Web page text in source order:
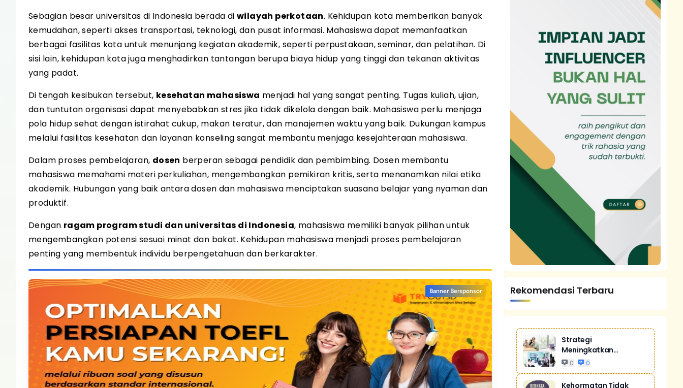
Sebagian besar universitas di Indonesia berada di wilayah perkotaan. Kehidupan kota memberikan banyak
kemudahan, seperti akses transportasi, teknologi, dan pusat informasi. Mahasiswa dapat memanfaatkan
berbagai fasilitas kota untuk menunjang kegiatan akademik, seperti perpustakaan, seminar, dan pelatihan. Di
sisi lain, kehidupan kota juga menghadirkan tantangan berupa biaya hidup yang tinggi dan tekanan aktivitas
yang padat.
Di tengah kesibukan tersebut, kesehatan mahasiswa menjadi hal yang sangat penting. Tugas kuliah, ujian,
dan tuntutan organisasi dapat menyebabkan stres jika tidak dikelola dengan baik. Mahasiswa perlu menjaga
pola hidup sehat dengan istirahat cukup, makan teratur, dan manajemen waktu yang baik. Dukungan kampus
melalui fasilitas kesehatan dan layanan konseling sangat membantu menjaga kesejahteraan mahasiswa.
Dalam proses pembelajaran, dosen berperan sebagai pendidik dan pembimbing. Dosen membantu
mahasiswa memahami materi perkuliahan, mengembangkan pemikiran kritis, serta menanamkan nilai etika
akademik. Hubungan yang baik antara dosen dan mahasiswa menciptakan suasana belajar yang nyaman dan
produktif.
Dengan ragam program studi dan universitas di Indonesia, mahasiswa memiliki banyak pilihan untuk
mengembangkan potensi sesuai minat dan bakat. Kehidupan mahasiswa menjadi proses pembelajaran
penting yang membentuk individu berpengetahuan dan berkarakter.
Banner Bersponsor Rekomendasi Terbaru
Strategi
Meningkatkan
Penjualan Melalui
0 0
Kehormatan Tidak